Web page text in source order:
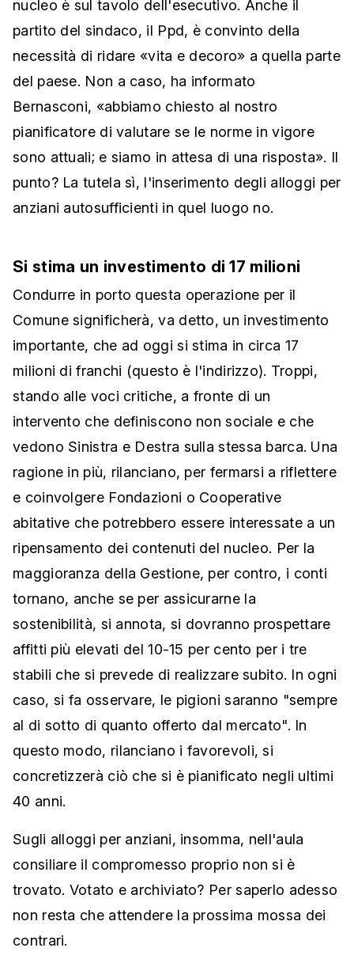
nucleo è sul tavolo dell'esecutivo. Anche il
partito del sindaco, il Ppd, è convinto della
necessità di ridare «vita e decoro» a quella parte
del paese. Non a caso, ha informato
Bernasconi, «abbiamo chiesto al nostro
pianificatore di valutare se le norme in vigore
sono attuali; e siamo in attesa di una risposta». Il
punto? La tutela sì, l'inserimento degli alloggi per
anziani autosufficienti in quel luogo no.
Si stima un investimento di 17 milioni
Condurre in porto questa operazione per il
Comune significherà, va detto, un investimento
importante, che ad oggi si stima in circa 17
milioni di franchi (questo è l'indirizzo). Troppi,
stando alle voci critiche, a fronte di un
intervento che definiscono non sociale e che
vedono Sinistra e Destra sulla stessa barca. Una
ragione in più, rilanciano, per fermarsi a riflettere
e coinvolgere Fondazioni o Cooperative
abitative che potrebbero essere interessate a un
ripensamento dei contenuti del nucleo. Per la
maggioranza della Gestione, per contro, i conti
tornano, anche se per assicurarne la
sostenibilità, si annota, si dovranno prospettare
affitti più elevati del 10-15 per cento per i tre
stabili che si prevede di realizzare subito. In ogni
caso, si fa osservare, le pigioni saranno "sempre
al di sotto di quanto offerto dal mercato". In
questo modo, rilanciano i favorevoli, si
concretizzerà ciò che si è pianificato negli ultimi
40 anni.
Sugli alloggi per anziani, insomma, nell'aula
consiliare il compromesso proprio non si è
trovato. Votato e archiviato? Per saperlo adesso
non resta che attendere la prossima mossa dei
contrari.